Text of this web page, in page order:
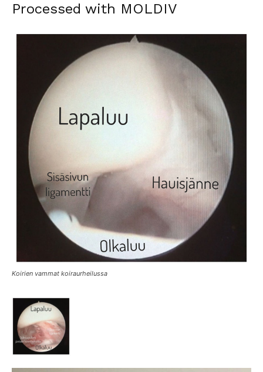
Processed with MOLDIV
Koirien vammat koiraurheilussa